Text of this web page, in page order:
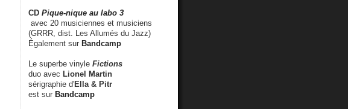
CD Pique-nique au labo 3
avec 20 musiciennes et musiciens
(GRRR, dist. Les Allumés du Jazz)
Également sur Bandcamp
Le superbe vinyle Fictions
duo avec Lionel Martin
sérigraphie d'Ella & Pitr
est sur Bandcamp